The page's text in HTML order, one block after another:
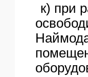
к) при